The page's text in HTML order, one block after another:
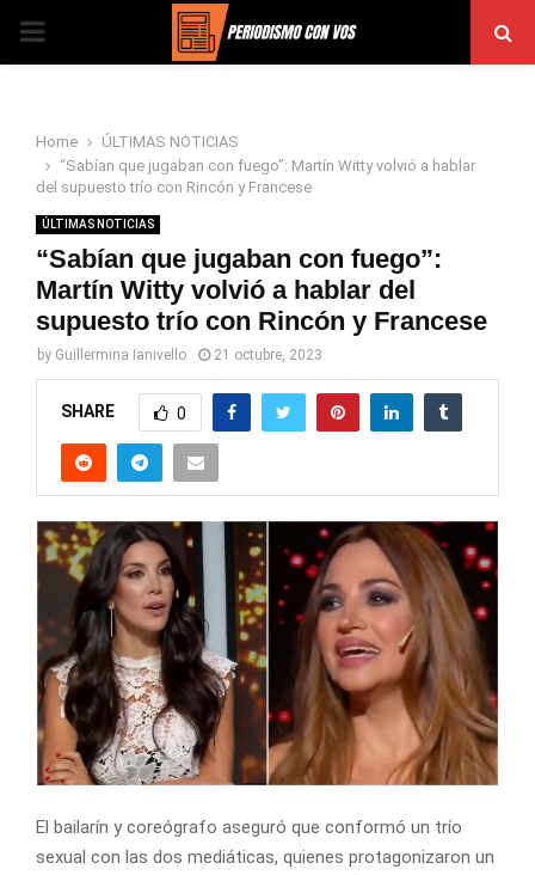
PRIMARY
Home
ÚLTIMAS NOTICIAS
“Sabían que jugaban con fuego”: Martín Witty volvió a hablar
del supuesto trío con Rincón y Francese
ÚLTIMAS NOTICIAS
“Sabían que jugaban con fuego”:
Martín Witty volvió a hablar del
supuesto trío con Rincón y Francese
by Guillermina Ianivello 21 octubre, 2023
SHARE 0
El bailarín y coreógrafo aseguró que conformó un trío
sexual con las dos mediáticas, quienes protagonizaron un